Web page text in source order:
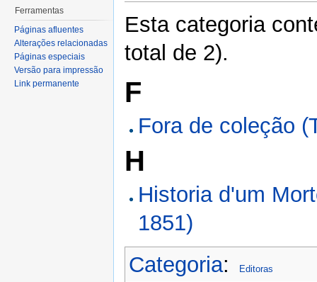
Esta categoria
total de 2).
F
Fora de coleção
H
Historia d'um
1851)
Categoria: Editoras
Ferramentas
Páginas afluentes
Alterações relacionadas
Páginas especiais
Versão para impressão
Link permanente